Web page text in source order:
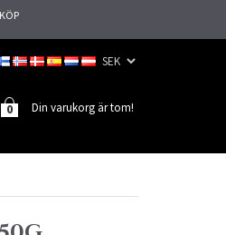
Din varukorg är tom!
0